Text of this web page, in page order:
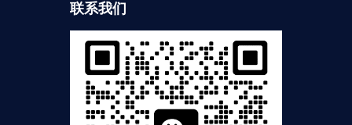
联系我们